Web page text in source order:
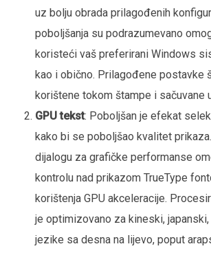
uz bolju obrada prilagođenih
poboljšanja su podrazumevano
koristeći vaš preferirani Windows
kao i obično. Prilagođene postavke
korištene tokom štampe i sačuvane
GPU tekst: Poboljšan je efekat
kako bi se poboljšao kvalitet
dijalogu za grafičke performanse
kontrolu nad prikazom TrueType
korištenja GPU akceleracije.
je optimizovano za kineski,
jezike sa desna na lijevo, poput